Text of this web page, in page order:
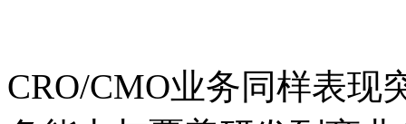
CRO/CMO业务同样表现